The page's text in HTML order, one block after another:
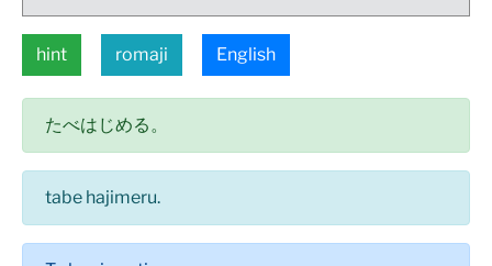
hint romaji English
たべはじめる。
tabe hajimeru.